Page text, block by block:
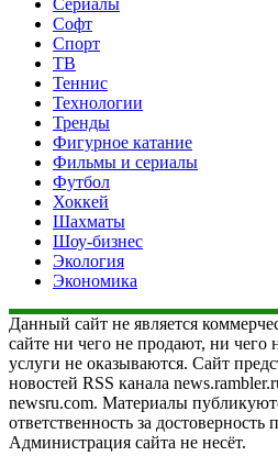
Сериалы
Софт
Спорт
ТВ
Теннис
Технологии
Тренды
Фигурное катание
Фильмы и сериалы
Футбол
Хоккей
Шахматы
Шоу-бизнес
Экология
Экономика
Данный сайт не является
сайте ни чего не продают, ни чего
услуги не оказываются. Сайт
новостей RSS канала
newsru.com. Материалы
ответственность за
Администрация сайта не несёт.